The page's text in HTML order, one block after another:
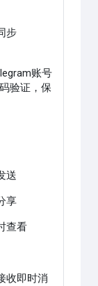
步
账号
验证，保
送
享
查看
收即时消